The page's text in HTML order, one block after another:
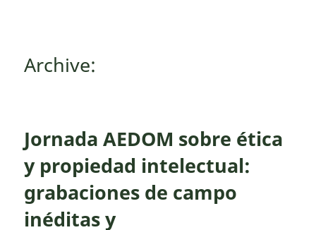
Archive:
Jornada AEDOM sobre ética
y propiedad intelectual:
grabaciones de campo
inéditas y